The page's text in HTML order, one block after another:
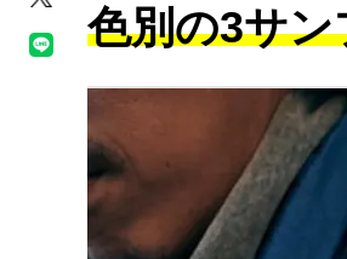
色別の3サ